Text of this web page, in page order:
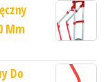
Mm
Do